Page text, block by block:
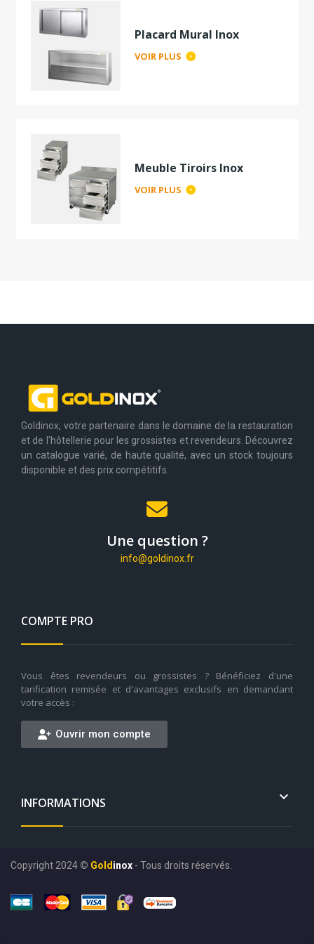
Placard Mural Inox
VOIR PLUS
Meuble Tiroirs Inox
VOIR PLUS
Goldinox, votre partenaire dans le domaine de la restauration
et de l'hôtellerie pour les grossistes et revendeurs. Découvrez
un catalogue varié, de haute qualité, avec un stock toujours
disponible et des prix compétitifs.
Une question ?
info@goldinox.fr
COMPTE PRO
Vous êtes revendeurs ou grossistes ? Bénéficiez d'une
tarification remisée et d'avantages exclusifs en demandant
votre accès :
Ouvrir mon compte
INFORMATIONS 
Copyright 2024 © Gold inox - Tous droits réservés.